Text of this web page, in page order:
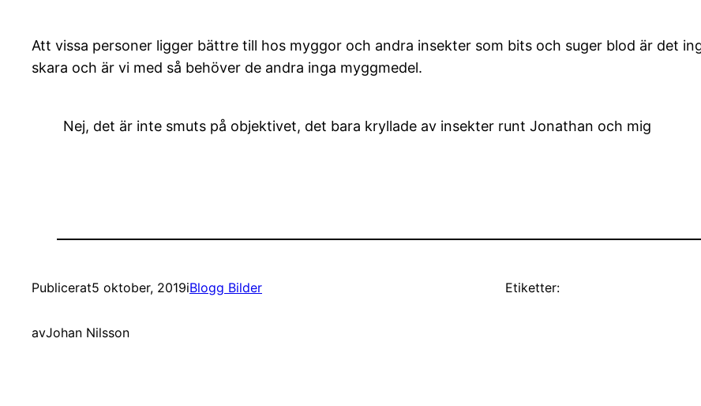
Att vissa personer ligger bättre till hos myggor och andra insekter som bits och suger blod är det
skara och är vi med så behöver de andra inga myggmedel.
Nej, det är inte smuts på objektivet, det bara kryllade av insekter runt Jonathan och mig
Publicerat5 oktober, 2019iBlogg Bilder
avJohan Nilsson
Etiketter: